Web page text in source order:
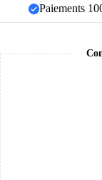
Paiements